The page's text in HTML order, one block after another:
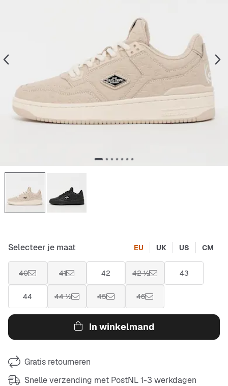
Selecteer je maat EU UK US CM
40 41 42 42 ½ 43
44 44 ½ 45 46
In winkelmand
Gratis retourneren
Snelle verzending met PostNL 1-3 werkdagen